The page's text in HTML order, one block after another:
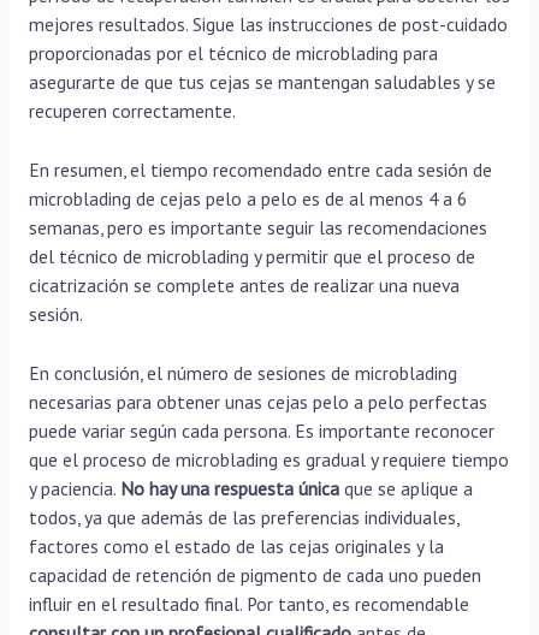
mejores resultados. Sigue las instrucciones de post-cuidado
proporcionadas por el técnico de microblading para
asegurarte de que tus cejas se mantengan saludables y se
recuperen correctamente.
En resumen, el tiempo recomendado entre cada sesión de
microblading de cejas pelo a pelo es de al menos 4 a 6
semanas, pero es importante seguir las recomendaciones
del técnico de microblading y permitir que el proceso de
cicatrización se complete antes de realizar una nueva
sesión.
En conclusión, el número de sesiones de microblading
necesarias para obtener unas cejas pelo a pelo perfectas
puede variar según cada persona. Es importante reconocer
que el proceso de microblading es gradual y requiere tiempo
y paciencia. No hay una respuesta únicaque se aplique a
todos, ya que además de las preferencias individuales,
factores como el estado de las cejas originales y la
capacidad de retención de pigmento de cada uno pueden
influir en el resultado final. Por tanto, es recomendable